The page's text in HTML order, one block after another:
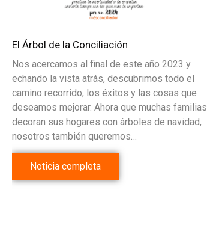
El Árbol de la Conciliación
Nos acercamos al final de este año 2023 y
echando la vista atrás, descubrimos todo el
camino recorrido, los éxitos y las cosas que
deseamos mejorar. Ahora que muchas familias
decoran sus hogares con árboles de navidad,
nosotros también queremos…
Noticia completa